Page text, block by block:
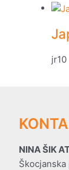
jr10
NINA ŠIK
Škocjanska